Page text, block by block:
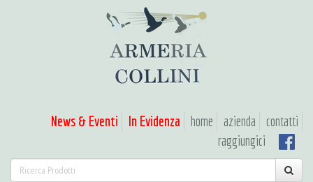
News & Eventi In Evidenza home azienda
contatti
raggiungici